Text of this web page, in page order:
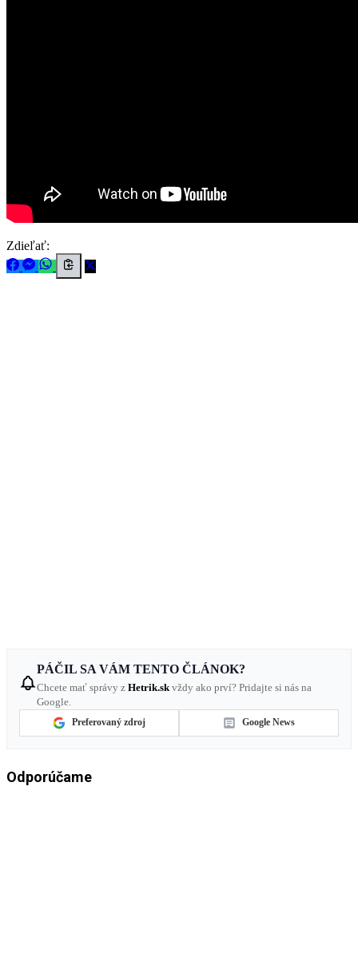
Zdieľať:
PÁČIL SA VÁM TENTO ČLÁNOK?
Chcete mať správy z Hetrik.sk vždy ako prví? Pridajte si nás na
Google.
Preferovaný zdroj Google News
Odporúčame